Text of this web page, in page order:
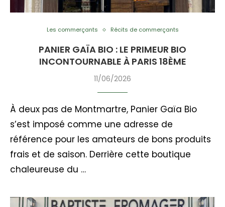
Les commerçants Récits de commerçants
PANIER GAÏA BIO : LE PRIMEUR BIO
INCONTOURNABLE À PARIS 18ÈME
11/06/2026
À deux pas de Montmartre, Panier Gaïa Bio
s’est imposé comme une adresse de
référence pour les amateurs de bons produits
frais et de saison. Derrière cette boutique
chaleureuse du …